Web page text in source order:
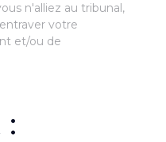
n'alliez au tribunal,
votre
et/ou de